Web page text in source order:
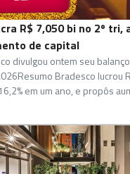
R$ 7,050 bi no 2º tri,
de capital
divulgou ontem seu
Bradesco lucrou
em um ano, e propôs